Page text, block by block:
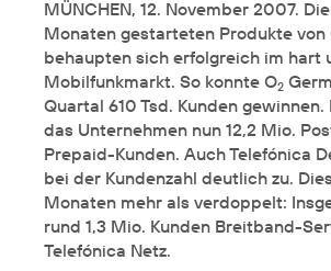
MÜNCHEN, 12. November 2007.
Monaten gestarteten Produkte von
behaupten sich erfolgreich im hart
Mobilfunkmarkt. So konnte O2
Quartal 610 Tsd. Kunden
das Unternehmen nun 12,2 Mio.
Prepaid-Kunden. Auch Telefónica
bei der Kundenzahl deutlich zu.
Monaten mehr als verdoppelt:
rund 1,3 Mio. Kunden Breitband-
Telefónica Netz.